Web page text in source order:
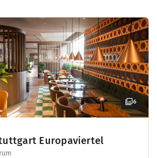
6
Europaviertel